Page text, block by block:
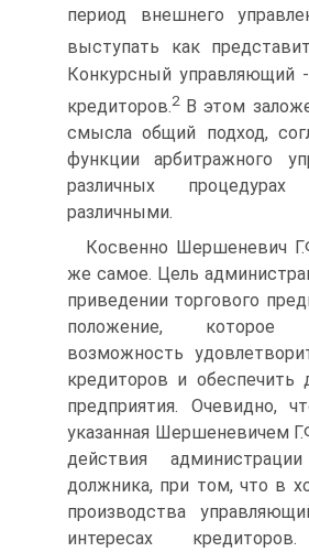
период внешнего
выступать как
Конкурсный управляющий
кредиторов.2В этом
смысла общий подход,
функции арбитражного
различных
различными.
Косвенно Шершеневич
же самое. Цель
приведении торгового
положение,
возможность
кредиторов и обеспечить
предприятия. Очевидно,
указанная Шершеневичем
действия
должника, при том, что в
производства
интересах